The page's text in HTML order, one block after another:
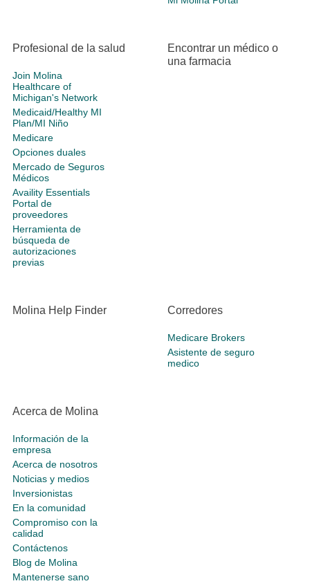
Profesional de la salud
Join Molina
Healthcare of
Michigan's Network
Medicaid/Healthy MI
Plan/MI Niño
Medicare
Opciones duales
Mercado de Seguros
Médicos
Availity Essentials
Portal de
proveedores
Herramienta de
búsqueda de
autorizaciones
previas
Encontrar un médico o
una farmacia
Molina Help Finder Corredores
Medicare Brokers
Asistente de seguro
medico
Acerca de Molina
Información de la
empresa
Acerca de nosotros
Noticias y medios
Inversionistas
En la comunidad
Compromiso con la
calidad
Contáctenos
Blog de Molina
Mantenerse sano